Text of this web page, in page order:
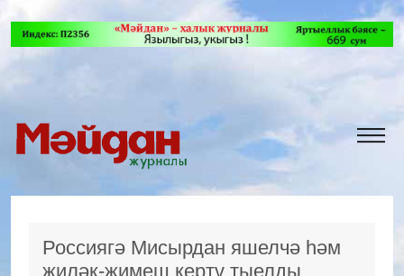
Россиягә Мисырдан яшелчә һәм
җиләк-җимеш кертү тыелды